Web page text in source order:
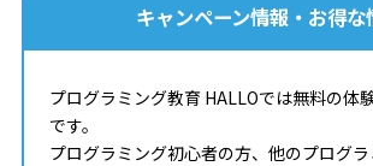
キャンペーン情報・お得な
プログラミング教育 HALLOでは無料の体
です。
プログラミング初心者の方、他のプログ